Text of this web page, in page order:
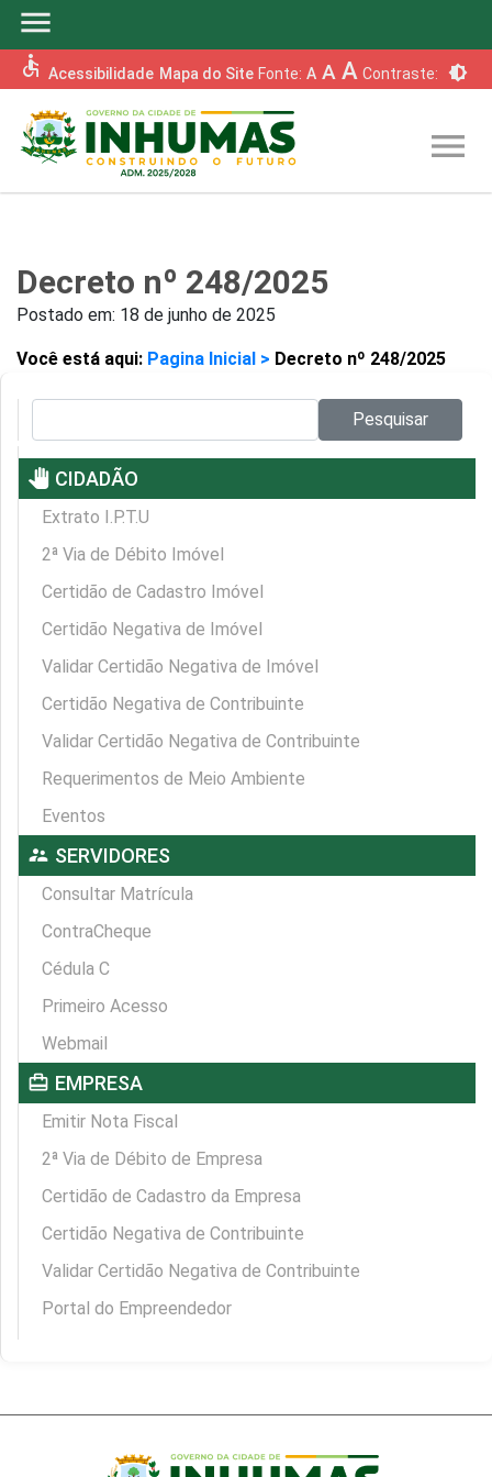
menu
accessible Acessibilidade Mapa do Site Fonte: A A A Contraste: brightness_6
menu
Decreto nº 248/2025
Postado em: 18 de junho de 2025
Você está aqui: Pagina Inicial > Decreto nº 248/2025
Pesquisar
pan_tool CIDADÃO
Extrato I.P.T.U
2ª Via de Débito Imóvel
Certidão de Cadastro Imóvel
Certidão Negativa de Imóvel
Validar Certidão Negativa de Imóvel
Certidão Negativa de Contribuinte
Validar Certidão Negativa de Contribuinte
Requerimentos de Meio Ambiente
Eventos
supervisor_account SERVIDORES
Consultar Matrícula
ContraCheque
Cédula C
Primeiro Acesso
Webmail
card_travel EMPRESA
Emitir Nota Fiscal
2ª Via de Débito de Empresa
Certidão de Cadastro da Empresa
Certidão Negativa de Contribuinte
Validar Certidão Negativa de Contribuinte
Portal do Empreendedor